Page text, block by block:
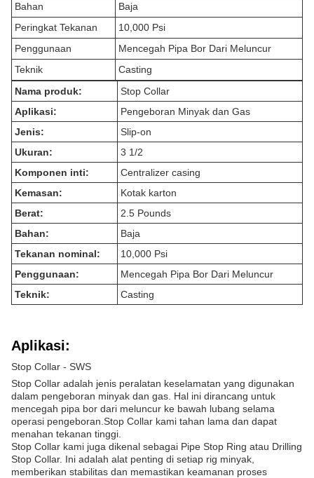
Bahan
Baja
Peringkat Tekanan
10,000 Psi
Penggunaan
Mencegah Pipa Bor Dari Meluncur
Teknik
Casting
Nama produk:
Stop Collar
Aplikasi:
Pengeboran Minyak dan Gas
Jenis:
Slip-on
Ukuran:
3 1/2
Komponen inti:
Centralizer casing
Kemasan:
Kotak karton
Berat:
2.5 Pounds
Bahan:
Baja
Tekanan nominal:
10,000 Psi
Penggunaan:
Mencegah Pipa Bor Dari Meluncur
Teknik:
Casting
Aplikasi:
Stop Collar - SWS
Stop Collar adalah jenis peralatan keselamatan yang digunakan
dalam pengeboran minyak dan gas. Hal ini dirancang untuk
mencegah pipa bor dari meluncur ke bawah lubang selama
operasi pengeboran.Stop Collar kami tahan lama dan dapat
menahan tekanan tinggi.
Stop Collar kami juga dikenal sebagai Pipe Stop Ring atau Drilling
Stop Collar. Ini adalah alat penting di setiap rig minyak,
memberikan stabilitas dan memastikan keamanan proses